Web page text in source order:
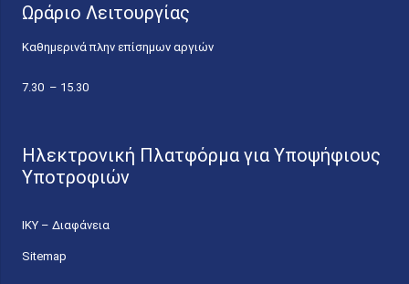
Ωράριο Λειτουργίας
Καθημερινά πλην επίσημων αργιών
7.30 – 15.30
Ηλεκτρονική Πλατφόρμα για Υποψήφιους
Υποτροφιών
ΙΚΥ – Διαφάνεια
Sitemap